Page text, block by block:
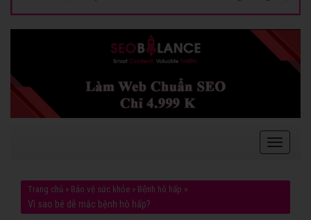
Trang chủ » Bảo vệ sức khỏe » Bệnh hô hấp »
Vì sao bé dễ mắc bệnh hô hấp?